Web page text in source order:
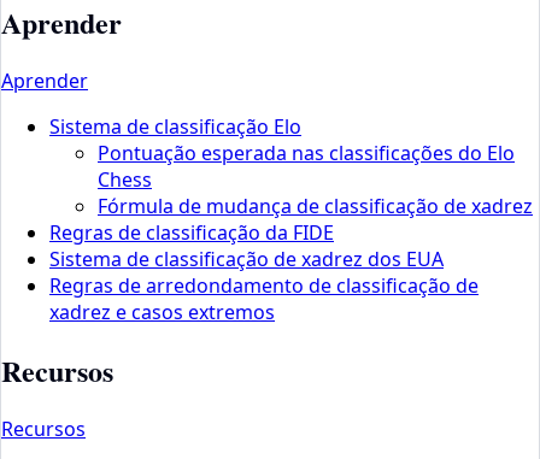
Aprender
Aprender
Sistema de classificação Elo
Pontuação esperada nas classificações do Elo
Chess
Fórmula de mudança de classificação de xadrez
Regras de classificação da FIDE
Sistema de classificação de xadrez dos EUA
Regras de arredondamento de classificação de
xadrez e casos extremos
Recursos
Recursos